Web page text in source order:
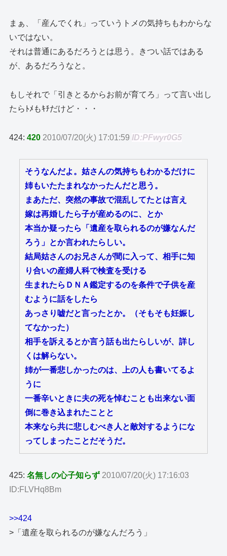
まぁ、「産んでくれ」っていうトメの気持ちもわからな
いではない。
それは普通にあるだろうとは思う。きつい話ではある
が、あるだろうなと。
もしそれで「引きとるからお前が育てろ」って言い出し
たらﾄﾒもｷﾁだけど・・・
424:420 2010/07/20(火) 17:01:59 ID:PFwyr0G5
そうなんだよ。姑さんの気持ちもわかるだけに
姉もいたたまれなかったんだと思う。
まあただ、突然の事故で混乱してたとは言え
嫁は再婚したら子が産めるのに、とか
本当か疑ったら「遺産を取られるのが嫌なんだ
ろう」とか言われたらしい。
結局姑さんのお兄さんが間に入って、相手に知
り合いの産婦人科で検査を受ける
生まれたらＤＮＡ鑑定するのを条件で子供を産
むように話をしたら
あっさり嘘だと言ったとか。（そもそも妊娠し
てなかった）
相手を訴えるとか言う話も出たらしいが、詳し
くは解らない。
姉が一番悲しかったのは、上の人も書いてるよ
うに
一番辛いときに夫の死を悼むことも出来ない面
倒に巻き込まれたことと
本来なら共に悲しむべき人と敵対するようにな
ってしまったことだそうだ。
425:名無しの心子知らず 2010/07/20(火) 17:16:03
ID:FLVHq8Bm
>>424
>「遺産を取られるのが嫌なんだろう」